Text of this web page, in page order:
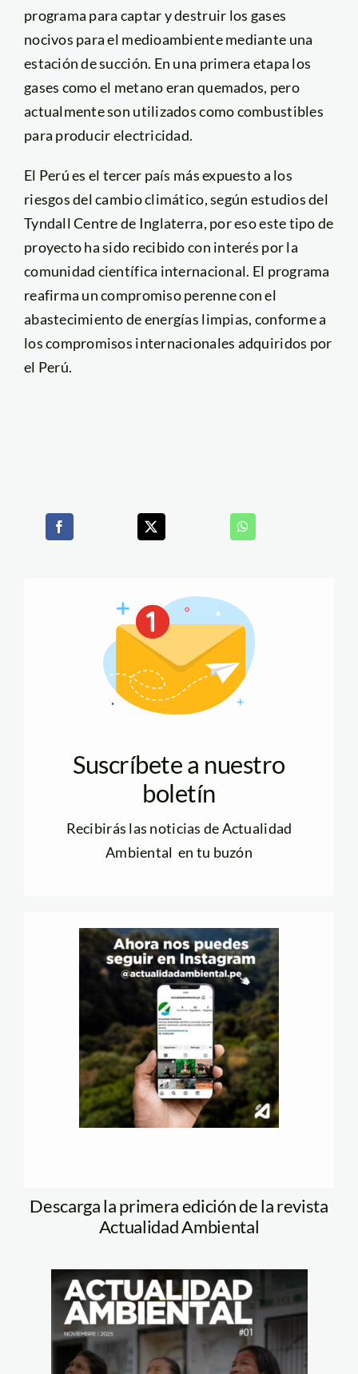
programa para captar y destruir los gases
nocivos para el medioambiente mediante una
estación de succión. En una primera etapa los
gases como el metano eran quemados, pero
actualmente son utilizados como combustibles
para producir electricidad.
El Perú es el tercer país más expuesto a los
riesgos del cambio climático, según estudios del
Tyndall Centre de Inglaterra, por eso este tipo de
proyecto ha sido recibido con interés por la
comunidad científica internacional. El programa
reafirma un compromiso perenne con el
abastecimiento de energías limpias, conforme a
los compromisos internacionales adquiridos por
el Perú.
Suscríbete a nuestro
boletín
Recibirás las noticias de Actualidad
Ambiental en tu buzón
Descarga la primera edición de la revista
Actualidad Ambiental